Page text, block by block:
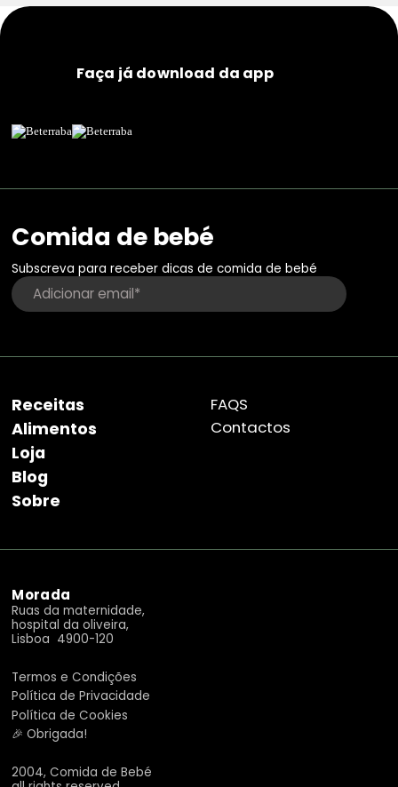
Comida de bebé
Subscreva para receber dicas de comida de bebé
Receitas
Alimentos
Loja
Blog
Sobre
FAQS
Contactos
Faça já download da app
Morada
Ruas da maternidade,
hospital da oliveira,
Lisboa 4900-120
Termos e Condições
Política de Privacidade
Política de Cookies
🎉 Obrigada!
2004, Comida de Bebé